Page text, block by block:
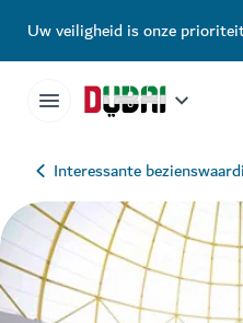
Uw veiligheid is onze
Interessante